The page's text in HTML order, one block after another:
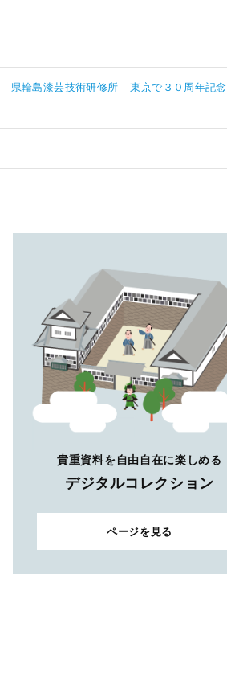
県輪島漆芸技術研修所 東京で３０周年記
貴重資料を自由自在に楽しめる
デジタルコレクション
ページを見る